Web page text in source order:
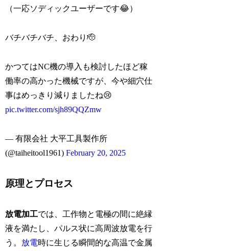
（一応ソディックユーザーです😂）
バチバチバチ、おわり🫡
かつてはNC機の導入も検討したほど稼
働率の高かった機械ですが、今や細穴仕
事はめっきり減りましたね😢
pic.twitter.com/sjh89QQZmw
— 有限会社 大平工具製作所
(@taiheitool1961)February 20, 2025
原理とプロセス
放電加工では、工作物と電極の間に絶縁
液を満たし、パルス状に高周波放電を行
う。 放電時に生じる瞬間的な高温で金属